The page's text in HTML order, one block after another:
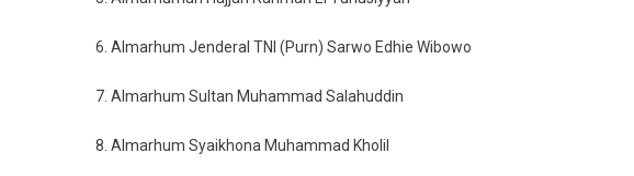
6. Almarhum Jenderal TNI (Purn) Sarwo Edhie Wibowo
7. Almarhum Sultan Muhammad Salahuddin
8. Almarhum Syaikhona Muhammad Kholil